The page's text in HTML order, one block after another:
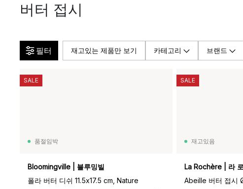
버터 접시
필터 재고있는 제품만 보기 카테고리 브랜드
품절임박
Bloomingville | 블루밍빌
폴라 버터 디쉬 11.5x17.5 cm, Nature
SALE
재고있음
La Rochère | 라
Abeille 버터 접시
SALE